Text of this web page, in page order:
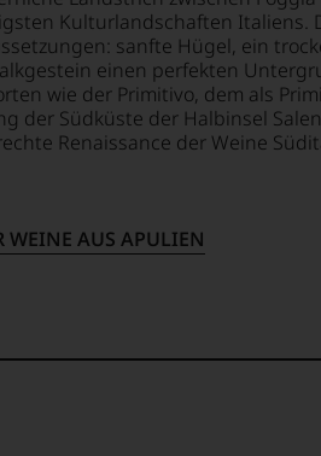
Kulturlandschaften Italiens.
sanfte Hügel, ein
einen perfekten
wie der Primitivo, dem als
der Südküste der Halbinsel
Renaissance der Weine
WEINE AUS APULIEN